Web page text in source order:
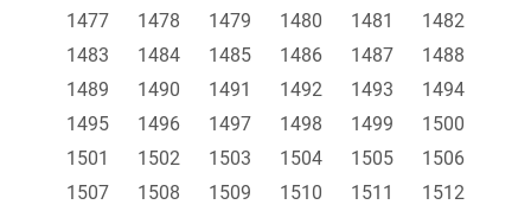
1477
1478 1479 1480 1481
1482
1483
1484 1485 1486 1487
1488
1489
1490 1491 1492 1493
1494
1495
1496 1497 1498 1499
1500
1501
1502 1503 1504 1505
1506
1507
1508 1509 1510 1511
1512